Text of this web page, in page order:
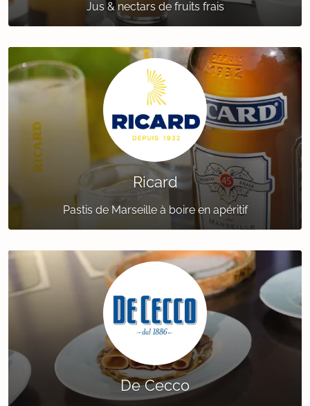
Jus & nectars de fruits frais
Ricard
Pastis de Marseille à boire en apéritif
De Cecco